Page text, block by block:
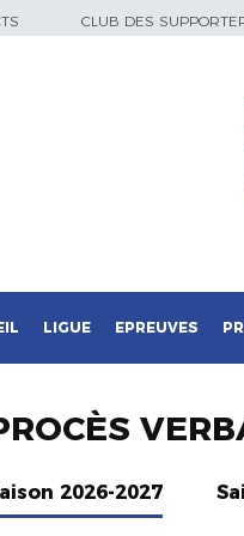
CLUB DES
LIGUE EPREUVES
2026-2027